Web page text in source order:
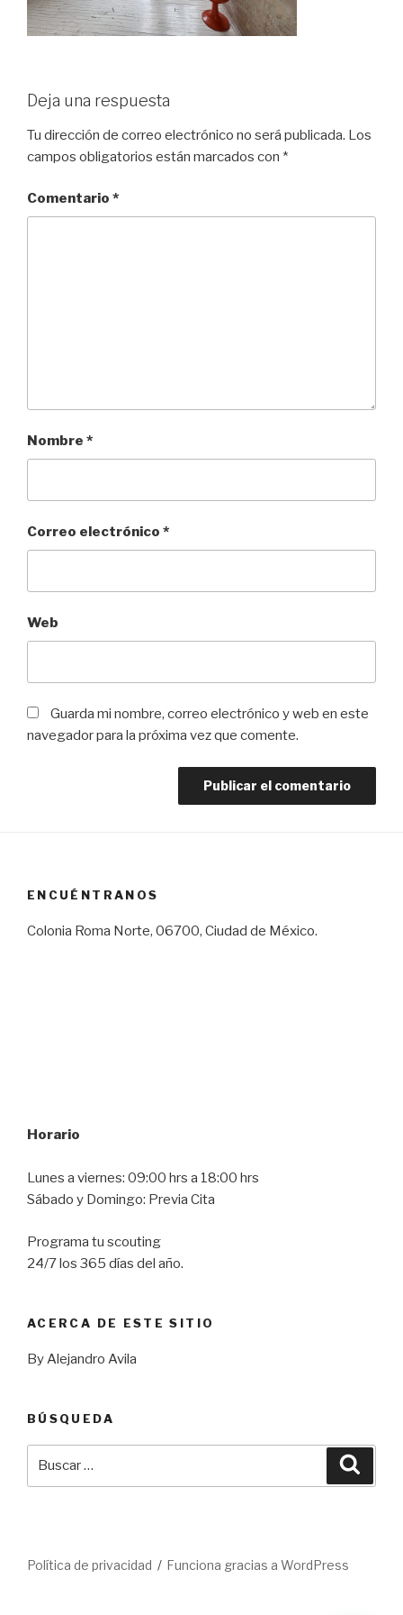
Deja una respuesta
Tu dirección de correo electrónico no será publicada. Los
campos obligatorios están marcados con *
Comentario *
Nombre *
Correo electrónico *
Web
Guarda mi nombre, correo electrónico y web en este
navegador para la próxima vez que comente.
ENCUÉNTRANOS
Colonia Roma Norte, 06700, Ciudad de México.
Horario
Lunes a viernes: 09:00 hrs a 18:00 hrs
Sábado y Domingo: Previa Cita
Programa tu scouting
24/7 los 365 días del año.
ACERCA DE ESTE SITIO
By Alejandro Avila
BÚSQUEDA
Política de privacidad Funciona gracias a WordPress